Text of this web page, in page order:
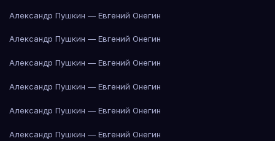
Александр Пушкин — Евгений Онегин
Александр Пушкин — Евгений Онегин
Александр Пушкин — Евгений Онегин
Александр Пушкин — Евгений Онегин
Александр Пушкин — Евгений Онегин
Александр Пушкин — Евгений Онегин